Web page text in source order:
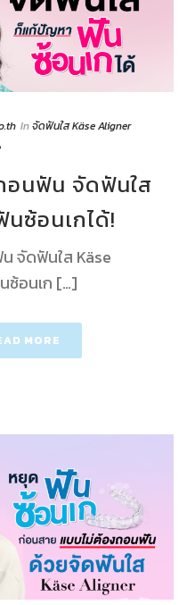
Inจัดฟันใส Käse Aligner
อนฟัน จัดฟันใส
ซ้อนเกได้!
จัดฟันใส Käse
ซ้อนเก […]
MORE